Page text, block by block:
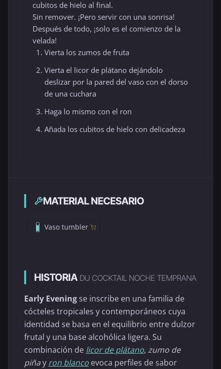
cubitos de hielo al final.
Sin remover. ¡Pero servir con una sonrisa!
Después de todo, ¡solo es el comienzo de la
velada!
Vierta los zumos de fruta
Vierta el licor de plátano dejándolo
deslizar por la pared del vaso con el dorso
de una cuchara
Haga lo mismo con el ron
Añada los cubitos de hielo con delicadeza
MATERIAL NECESARIO
Vaso tumbler
HISTORIA DU COCKTAIL NOCHE TEMPRANA
Early Evening se inscribe en una familia de
cócteles tropicales y contemporáneos cuya
identidad se basa en el equilibrio entre dulzor
frutal y una base alcohólica ligera. Su
combinación de licor de plátano, zumo de
piñay ron blanco evoca perfiles de sabor